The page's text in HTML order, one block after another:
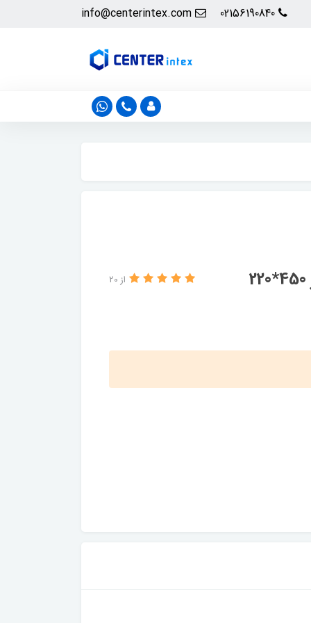
02156190840
info@centerintex.com
از 20